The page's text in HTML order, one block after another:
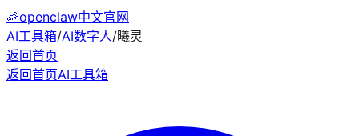
🦐openclaw中文官网
AI工具箱/AI数字人/曦灵
返回首页
返回首页AI工具箱